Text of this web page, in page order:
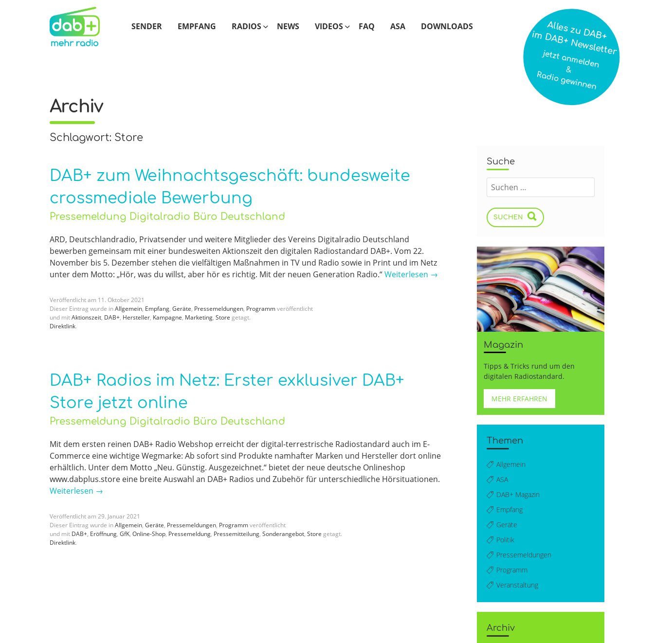
SENDER EMPFANG RADIOS NEWS VIDEOS FAQ ASA DOWNLOADS
Archiv
Schlagwort: Store
DAB+ zum Weihnachtsgeschäft: bundesweite
crossmediale Bewerbung
Pressemeldung Digitalradio Büro Deutschland
ARD, Deutschlandradio, Privatsender und weitere Mitglieder des Vereins Digitalradio Deutschland
bewerben gemeinsam mit einer bundesweiten Aktionszeit den digitalen Radiostandard DAB+. Vom 22.
November bis 5. Dezember stehen die vielfältigen Maßnahmen in TV und Radio sowie in Print und im Netz
unter dem Motto: „Hör, was du willst, aber hör es richtig. Mit der neuen Generation Radio.“Weiterlesen →
Veröffentlicht am 11 . Oktober2021
Dieser Eintrag wurde inAllgemein, Empfang, Geräte, Pressemeldungen, Programmveröffentlicht
und mitAktionszeit, DAB+, Hersteller, Kampagne, Marketing, Store getagt.
Direktlink.
DAB+ Radios im Netz: Erster exklusiver DAB+
Store jetzt online
Pressemeldung Digitalradio Büro Deutschland
Mit dem ersten reinen DAB+ Radio Webshop erreicht der digital-terrestrische Radiostandard auch im E-
Commerce eine wichtige Wegmarke: Ab sofort sind Produkte namhafter Marken und Hersteller dort online
erhältlich. Unter dem Motto „Neu. Günstig. Ausgezeichnet.“ bietet der neue deutsche Onlineshop
www.dabplus.store eine breite Auswahl an DAB+ Radios und Zubehör für unterschiedliche Hörsituationen.
Weiterlesen →
Veröffentlicht am 29. Januar2021
Dieser Eintrag wurde inAllgemein, Geräte, Pressemeldungen, Programmveröffentlicht
und mit DAB+, Eröffnung, GfK, Online-Shop, Pressemeldung, Pressemitteilung, Sonderangebot, Store getagt.
Direktlink.
Suche
SUCHEN
Magazin
Tipps & Tricks rund um den
digitalen Radiostandard.
MEHR ERFAHREN
Themen
Allgemein
ASA
DAB+ Magazin
Empfang
Geräte
Politik
Pressemeldungen
Programm
Veranstaltung
Archiv
Alles zu DAB+
im DAB+ Newsletter
jetzt anmelden
&
Radio gewinnen